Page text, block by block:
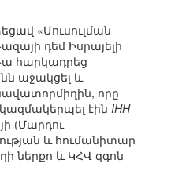
«Մուսուլման
դեմ Իսրայելի
հարկադրեց
աջակցել և
որը
էին IHH
(Մարդու
և հումանիտար
ներքո և ԿՀՎ զգոն